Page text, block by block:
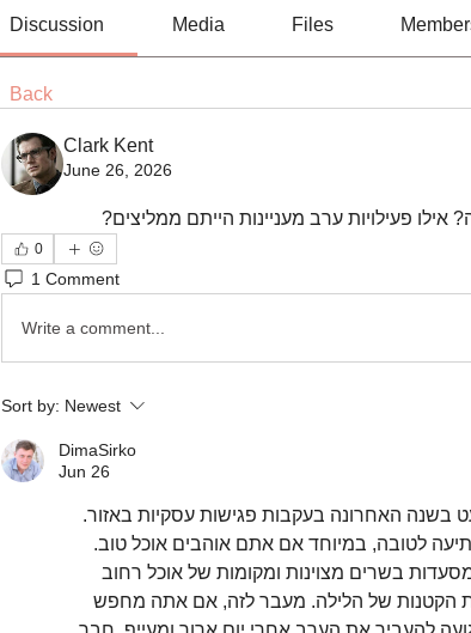
Discussion Media Files
Back
Clark Kent
June 26, 2026
אילו פעילויות ערב מעניינות הייתם ממליצים?
0
1 Comment
Write a comment...
Sort by: Newest
DimaSirko
Jun 26